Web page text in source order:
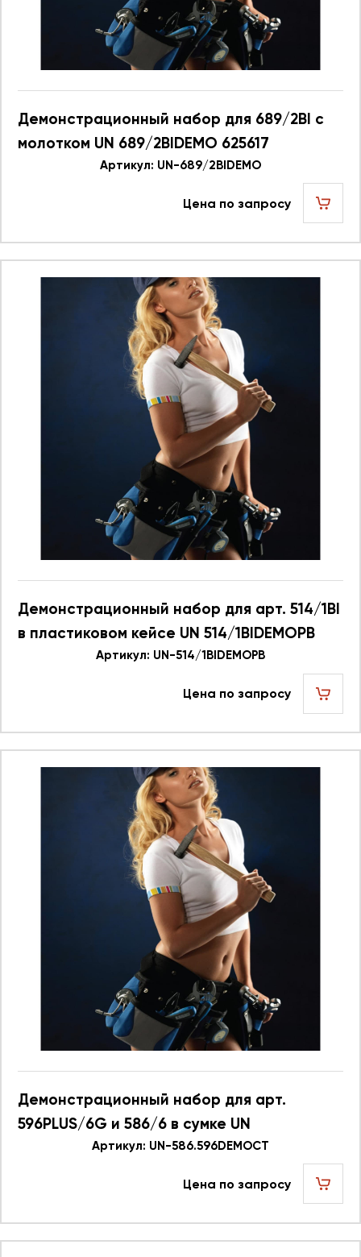
Демонстрационный набор для 689/2BI с
молотком UN 689/2BIDEMO 625617
Артикул: UN-689/2BIDEMO
Цена по запросу
Демонстрационный набор для арт. 514/1BI
в пластиковом кейсе UN 514/1BIDEMOPB
Артикул: UN-514/1BIDEMOPB
Цена по запросу
Демонстрационный набор для арт.
596PLUS/6G и 586/6 в сумке UN
586.596DEMOCT 623759
Артикул: UN-586.596DEMOCT
Цена по запросу